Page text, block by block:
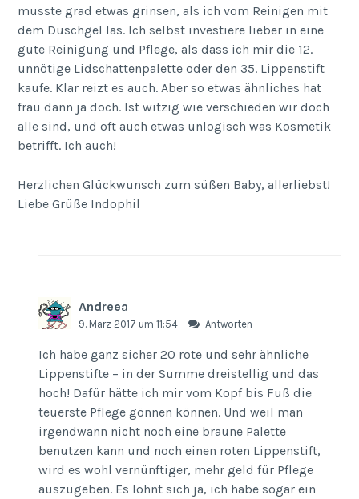
musste grad etwas grinsen, als ich vom Reinigen mit
dem Duschgel las. Ich selbst investiere lieber in eine
gute Reinigung und Pflege, als dass ich mir die 12.
unnötige Lidschattenpalette oder den 35. Lippenstift
kaufe. Klar reizt es auch. Aber so etwas ähnliches hat
frau dann ja doch. Ist witzig wie verschieden wir doch
alle sind, und oft auch etwas unlogisch was Kosmetik
betrifft. Ich auch!
Herzlichen Glückwunsch zum süßen Baby, allerliebst!
Liebe Grüße Indophil
Andreea
9. März 2017 um 11:54 Antworten
Ich habe ganz sicher 20 rote und sehr ähnliche
Lippenstifte – in der Summe dreistellig und das
hoch! Dafür hätte ich mir vom Kopf bis Fuß die
teuerste Pflege gönnen können. Und weil man
irgendwann nicht noch eine braune Palette
benutzen kann und noch einen roten Lippenstift,
wird es wohl vernünftiger, mehr geld für Pflege
auszugeben. Es lohnt sich ja, ich habe sogar ein